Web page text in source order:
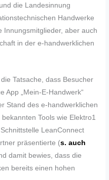
die Landesinnung
Handwerke
Innungsmitglieder, aber auch
in der e-handwerklichen
Tatsache, dass Besucher
App „Mein-E-Handwerk“
Stand des e-handwerklichen
Tools wie Elektro1
LeanConnect
präsentierte (s. auch
damit bewies, dass die
bereits einen hohen